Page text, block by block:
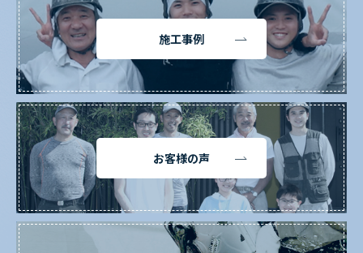
施工事例
お客様の声